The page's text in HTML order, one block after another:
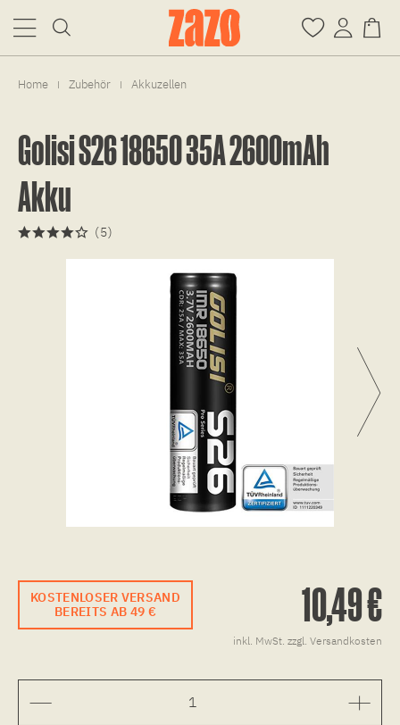
Home | Zubehör | Akkuzellen
Golisi S26 18650 35A 2600mAh
Akku
(5)
KOSTENLOSER VERSAND
BEREITS AB 49 €
10,49 €
inkl. MwSt. zzgl. Versandkosten